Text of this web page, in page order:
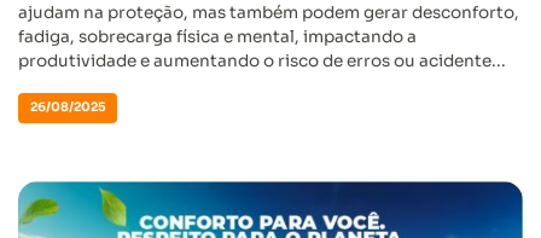
ajudam na proteção, mas também podem gerar desconforto,
fadiga, sobrecarga física e mental, impactando a
produtividade e aumentando o risco de erros ou acidente...
26/08/2025